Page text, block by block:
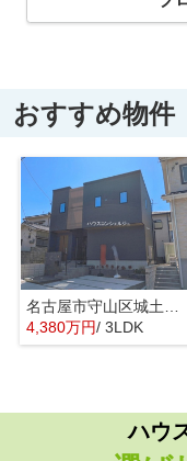
おすすめ物件
4,380万円/ 3LDK
ハウ